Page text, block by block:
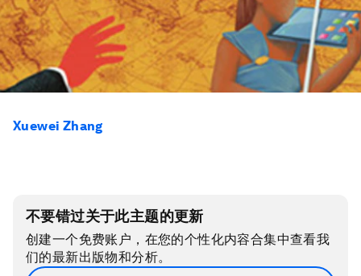
Xuewei Zhang
不要错过关于此主题的更新
创建一个免费账户，在您的个性化内容合集中查看我
们的最新出版物和分析。